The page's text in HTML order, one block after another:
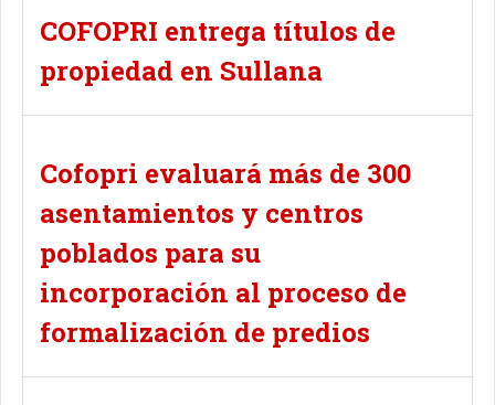
COFOPRI entrega títulos de
propiedad en Sullana
Cofopri evaluará más de 300
asentamientos y centros
poblados para su
incorporación al proceso de
formalización de predios